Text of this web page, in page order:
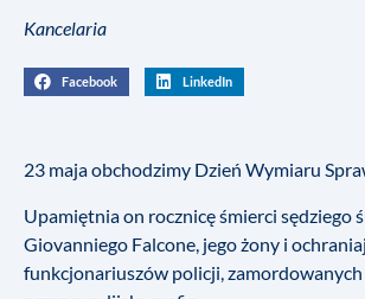
Kancelaria
Facebook LinkedIn
23 maja obchodzimy Dzień Wymiaru
Upamiętnia on rocznicę śmierci sędziego
Giovanniego Falcone, jego żony i
funkcjonariuszów policji, zamordowanych